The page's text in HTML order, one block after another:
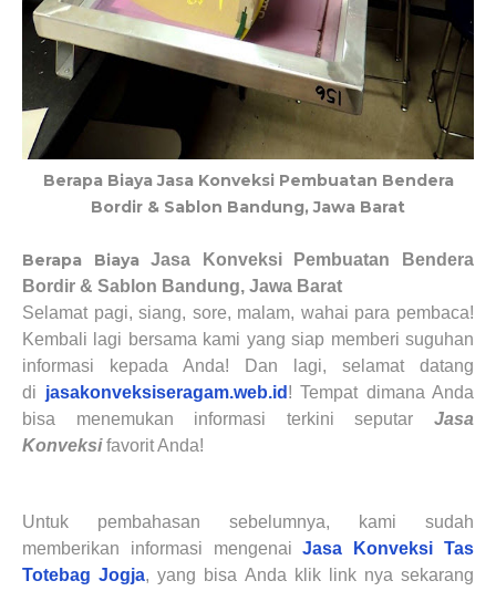
Berapa Biaya Jasa Konveksi Pembuatan Bendera
Bordir & Sablon Bandung, Jawa Barat
Berapa BiayaJasa Konveksi Pembuatan Bendera
Bordir & Sablon Bandung, Jawa Barat
Selamat pagi, siang, sore, malam, wahai para pembaca!
Kembali lagi bersama kami yang siap memberi suguhan
informasi kepada Anda! Dan lagi, selamat datang
di jasakonveksiseragam.web.id ! Tempat dimana Anda
bisa menemukan informasi terkini seputar Jasa
Konveksifavorit Anda!
Untuk pembahasan sebelumnya, kami sudah
memberikan informasi mengenaiJasa Konveksi Tas
Totebag Jogja, yang bisa Anda klik link nya sekarang